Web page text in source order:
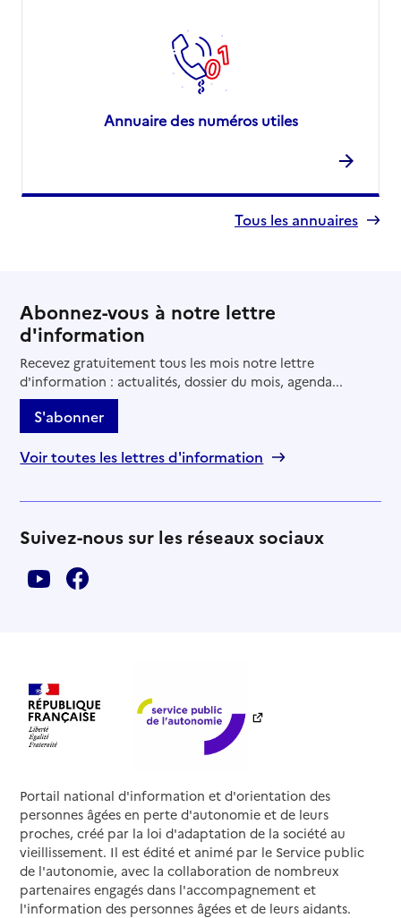
Annuaire des numéros utiles
Tous les annuaires
Abonnez-vous à notre lettre
d'information
Recevez gratuitement tous les mois notre lettre
d'information : actualités, dossier du mois, agenda...
S'abonner
Voir toutes les lettres d'information
Suivez-nous sur les réseaux sociaux
Portail national d'information et d'orientation des
personnes âgées en perte d'autonomie et de leurs
proches, créé par la loi d'adaptation de la société au
vieillissement. Il est édité et animé par le Service public
de l'autonomie, avec la collaboration de nombreux
partenaires engagés dans l'accompagnement et
l'information des personnes âgées et de leurs aidants.